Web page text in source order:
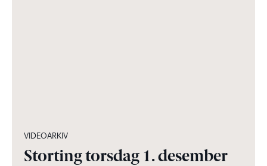
VIDEOARKIV
Storting torsdag 1. desember